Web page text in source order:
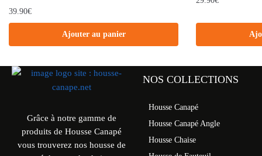
39.90€
Ajouter au panier
Grâce à notre gamme de
produits de Housse Canapé
vous trouverez nos housse de
NOS COLLECTIONS
Housse Canapé
Housse Canapé Angle
Housse Chaise